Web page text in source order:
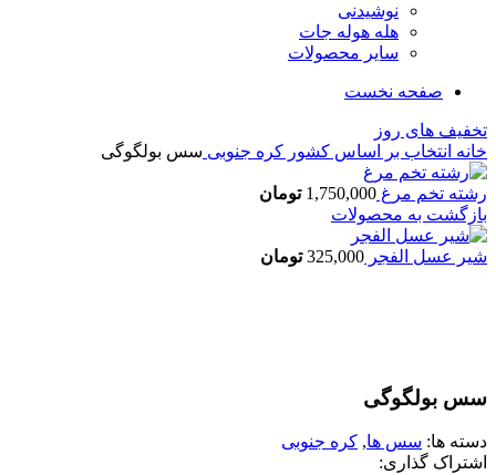
نوشیدنی
هله هوله جات
سایر محصولات
صفحه نخست
تخفیف های روز
خانه انتخاب بر اساس کشور کره جنوبی سس بولگوگی
رشته تخم مرغ 1,750,000 تومان
بازگشت به محصولات
شیر عسل الفجر 325,000 تومان
سس بولگوگی
دسته ها: سس ها, کره جنوبی
اشتراک گذاری: